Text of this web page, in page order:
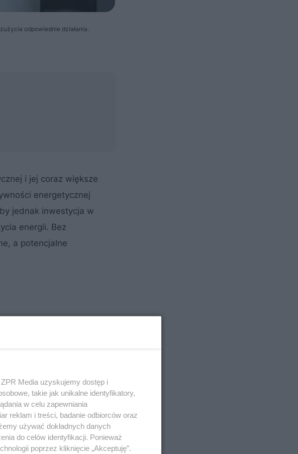
odpowiednie działania.
i jej coraz większe
energetycznej
jednak inwestycja w
energii. Bez
a potencjalne
Media uzyskujemy dostęp i
takie jak unikalne identyfikatory,
w celu zapewniania
reklam i treści, badanie odbiorców oraz
używać dokładnych danych
do celów identyfikacji. Ponieważ
poprzez kliknięcie „Akceptuję”.